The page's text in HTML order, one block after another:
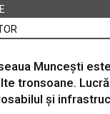
Muncești
tronsoane.
și